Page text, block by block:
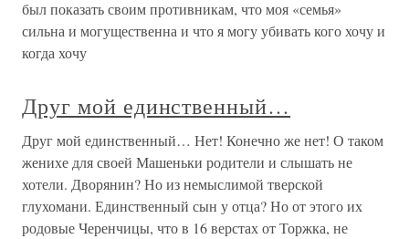
был показать своим противникам, что моя «семья»
сильна и могущественна и что я могу убивать кого хочу и
когда хочу
Друг мой единственный…
Друг мой единственный… Нет! Конечно же нет! О таком
женихе для своей Машеньки родители и слышать не
хотели. Дворянин? Но из немыслимой тверской
глухомани. Единственный сын у отца? Но от этого их
родовые Черенчицы, что в 16 верстах от Торжка, не